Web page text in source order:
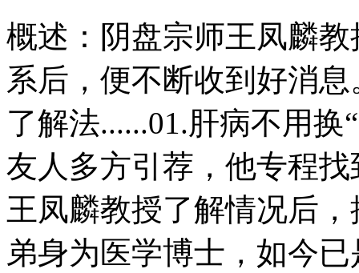
概述：阴盘宗师王凤麟
系后，便不断收到好消
了解法......01.肝病不用
友人多方引荐，他专程
王凤麟教授了解情况后
弟身为医学博士，如今